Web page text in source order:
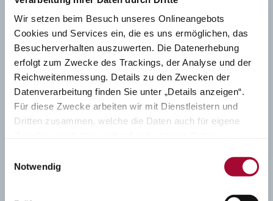
Wir setzen beim Besuch unseres Onlineangebots
Cookies und Services ein, die es uns ermöglichen, das
Besucherverhalten auszuwerten. Die Datenerhebung
erfolgt zum Zwecke des Trackings, der Analyse und der
Reichweitenmessung. Details zu den Zwecken der
Datenverarbeitung finden Sie unter „Details anzeigen“.
Für diese Zwecke arbeiten wir mit Dienstleistern und
Dritten zusammen, welche die Daten auch für eigene
„Cookies und Services zulassen“ oder durch Auswählen
einzelner Cookies und Services in der Detailansicht
geben Sie Ihre Einwilligung zur Verarbeitung Ihrer Daten
Notwendig